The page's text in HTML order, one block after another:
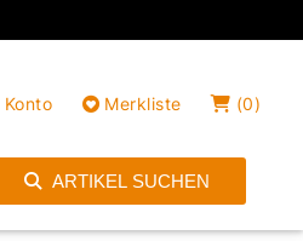
Merkliste (0)
ARTIKEL SUCHEN